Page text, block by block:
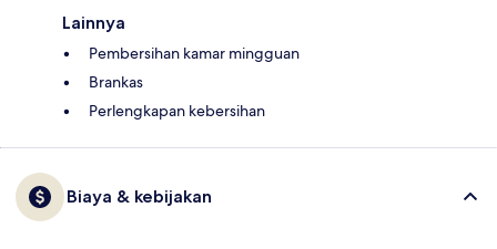
Lainnya
Pembersihan kamar mingguan
Brankas
Perlengkapan kebersihan
Biaya & kebijakan